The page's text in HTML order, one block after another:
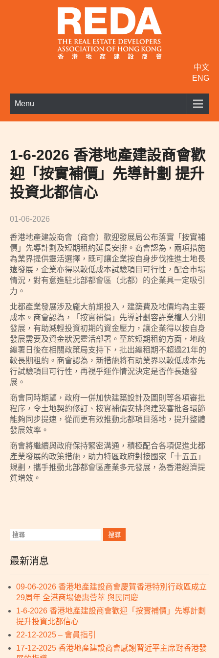
中文
ENG
Menu
1-6-2026 香港地產建設商會歡
迎「按實補價」先導計劃 提升
投資北都信心
01-06-2026
香港地產建設商會（商會）歡迎發展局公布落實「按實補
價」先導計劃及短期租約延長安排。商會認為，兩項措施
為業界提供靈活選擇，既可讓企業按自身步伐推進土地長
遠發展，企業亦得以較低成本試驗項目可行性，配合市場
情況，對有意進駐北部都會區（北都）的企業具一定吸引
力。
北都產業發展涉及龐大前期投入，建築費及地價均為主要
成本。商會認為，「按實補價」先導計劃容許業權人分期
發展，有助減輕投資初期的資金壓力，讓企業得以按自身
發展需要及資金狀況靈活部署。至於短期租約方面，地政
總署日後在相關政策局支持下，批出總租期不超過21年的
較長期租約。商會認為，新措施將有助業界以較低成本先
行試驗項目可行性，再視乎運作情況決定是否作長遠發
展。
商會同時期望，政府⼀併加快建築設計及圖則等各項審批
程序，令土地契約修訂、按實補價安排與建築審批各環節
能夠同步提速，從而更有效推動北都項目落地，提升整體
發展效率。
商會將繼續與政府保持緊密溝通，積極配合各項促進北都
產業發展的政策措施，助力特區政府對接國家「十五五」
規劃，攜手推動北部都會區產業多元發展，為香港經濟提
質增效。
最新消息
09-06-2026 香港地產建設商會慶賀香港特別行政區成立
29周年 全港商場優惠薈萃 與民同慶
1-6-2026 香港地產建設商會歡迎「按實補價」先導計劃
提升投資北都信心
22-12-2025 – 會員指引
17-12-2025 香港地產建設商會感謝習近平主席對香港發